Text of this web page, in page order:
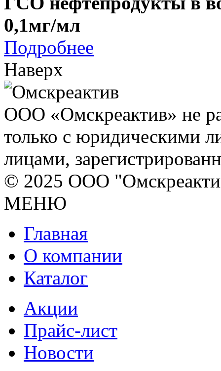
0,1мг/мл
Подробнее
Наверх
ООО «Омскреактив» не
только с юридическими
лицами,
© 2025 ООО
МЕНЮ
Главная
О компании
Каталог
Акции
Прайс-лист
Новости